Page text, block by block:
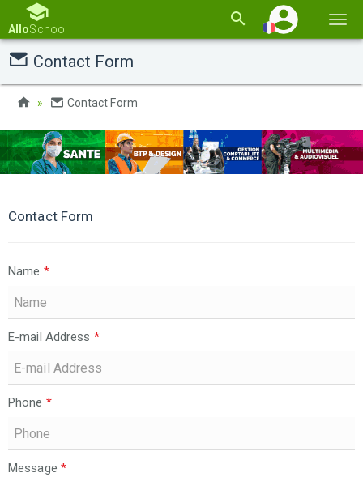
la
AlloSchool
Contact Form
Contact Form
Contact Form
Name *
E-mail Address *
Phone *
Message *